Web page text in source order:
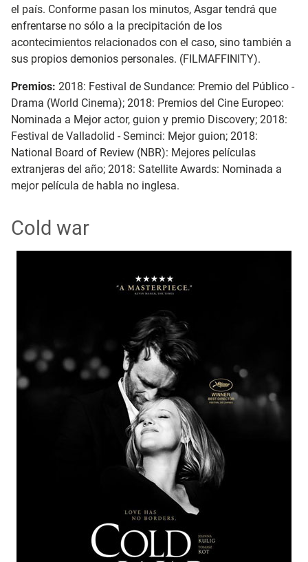
el país. Conforme pasan los minutos, Asgar tendrá que
enfrentarse no sólo a la precipitación de los
acontecimientos relacionados con el caso, sino también a
sus propios demonios personales. (FILMAFFINITY).
Premios: 2018: Festival de Sundance: Premio del Público -
Drama (World Cinema); 2018: Premios del Cine Europeo:
Nominada a Mejor actor, guion y premio Discovery; 2018:
Festival de Valladolid - Seminci: Mejor guion; 2018:
National Board of Review (NBR): Mejores películas
extranjeras del año; 2018: Satellite Awards: Nominada a
mejor película de habla no inglesa.
Cold war